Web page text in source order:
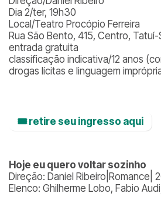
Dia 2/ter, 19h30
Local/Teatro Procópio Ferreira
Rua São Bento, 415, Centro, Tatuí-
entrada gratuita
classificação indicativa/12 anos
drogas lícitas e linguagem
🎟️ retire seu ingresso aqui
Hoje eu quero voltar sozinho
Direção: Daniel Ribeiro|Romance|
Elenco: Ghilherme Lobo, Fabio